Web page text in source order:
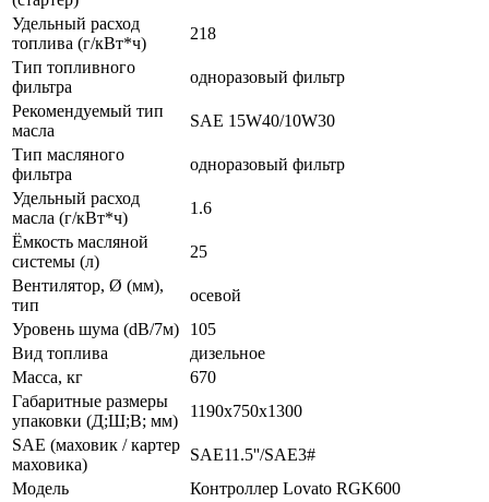
Удельный расход
топлива (г/кВт*ч)
218
Тип топливного
фильтра
одноразовый фильтр
Рекомендуемый тип
масла
SAE 15W40/10W30
Тип масляного
фильтра
одноразовый фильтр
Удельный расход
масла (г/кВт*ч)
1.6
Ёмкость масляной
системы (л)
25
Вентилятор, Ø (мм),
тип
осевой
Уровень шума (dB/7м)
105
Вид топлива
дизельное
Масса, кг
670
Габаритные размеры
упаковки (Д;Ш;В; мм)
1190x750x1300
SAE (маховик / картер
маховика)
SAE11.5''/SAE3#
Модель
Контроллер Lovato RGK600